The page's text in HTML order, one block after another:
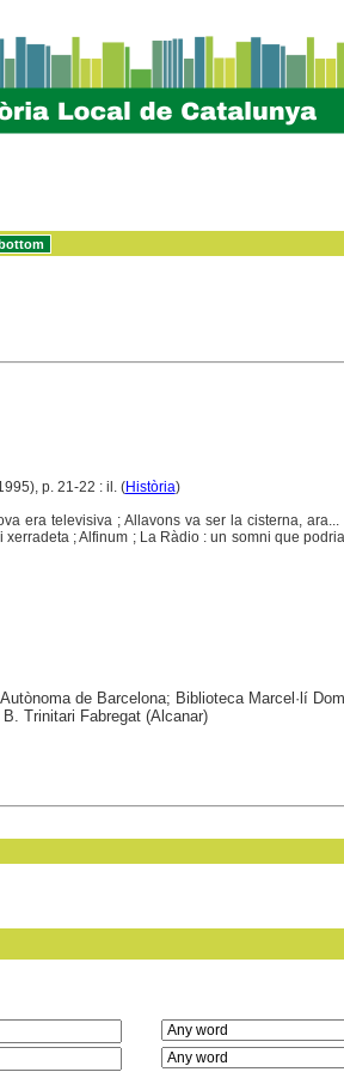
p. 21-22 : il. (Història)
era televisiva ; Allavons va ser la cisterna,
; Alfinum ; La Ràdio : un somni que
de Barcelona; Biblioteca Marcel·lí
Trinitari Fabregat (Alcanar)